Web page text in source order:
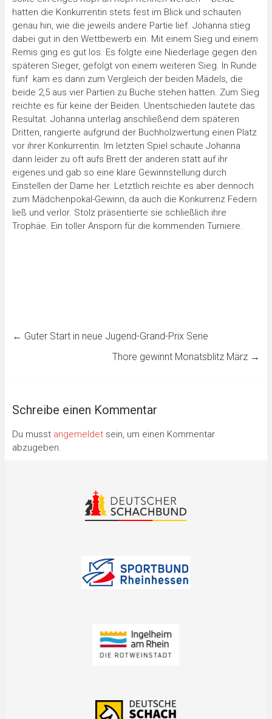
hatten die Konkurrentin stets fest im Blick und schauten
genau hin, wie die jeweils andere Partie lief. Johanna stieg
dabei gut in den Wettbewerb ein. Mit einem Sieg und einem
Remis ging es gut los. Es folgte eine Niederlage gegen den
späteren Sieger, gefolgt von einem weiteren Sieg. In Runde
fünf kam es dann zum Vergleich der beiden Mädels, die
beide 2,5 aus vier Partien zu Buche stehen hatten. Zum Sieg
reichte es für keine der Beiden. Unentschieden lautete das
Resultat. Johanna unterlag anschließend dem späteren
Dritten, rangierte aufgrund der Buchholzwertung einen Platz
vor ihrer Konkurrentin. Im letzten Spiel schaute Johanna
dann leider zu oft aufs Brett der anderen statt auf ihr
eigenes und gab so eine klare Gewinnstellung durch
Einstellen der Dame her. Letztlich reichte es aber dennoch
zum Mädchenpokal-Gewinn, da auch die Konkurrenz Federn
ließ und verlor. Stolz präsentierte sie schließlich ihre
Trophäe. Ein toller Ansporn für die kommenden Turniere.
← Guter Start in neue Jugend-Grand-Prix Serie
Thore gewinnt Monatsblitz März →
Schreibe einen Kommentar
Du musst angemeldetsein, um einen Kommentar
abzugeben.